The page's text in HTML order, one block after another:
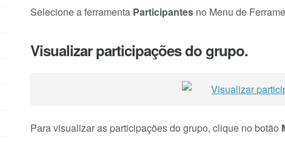
Selecione a ferramenta Participantes no Menu de
Visualizar participações do grupo.
Para visualizar as participações do grupo, clique no botão